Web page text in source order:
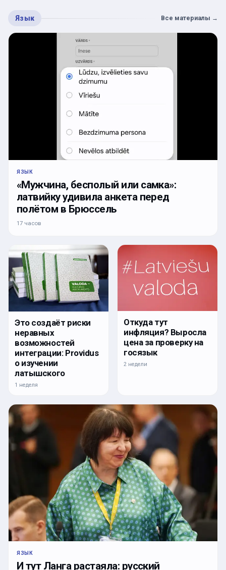
Язык Все материалы →
ЯЗЫК
«Мужчина, бесполый или самка»:
латвийку удивила анкета перед
полётом в Брюссель
17 часов
Это создаёт риски
неравных
возможностей
интеграции: Providus
о изучении
латышского
1 неделя
Откуда тут
инфляция? Выросла
цена за проверку на
госязык
2 недели
ЯЗЫК
И тут Ланга растаяла: русский